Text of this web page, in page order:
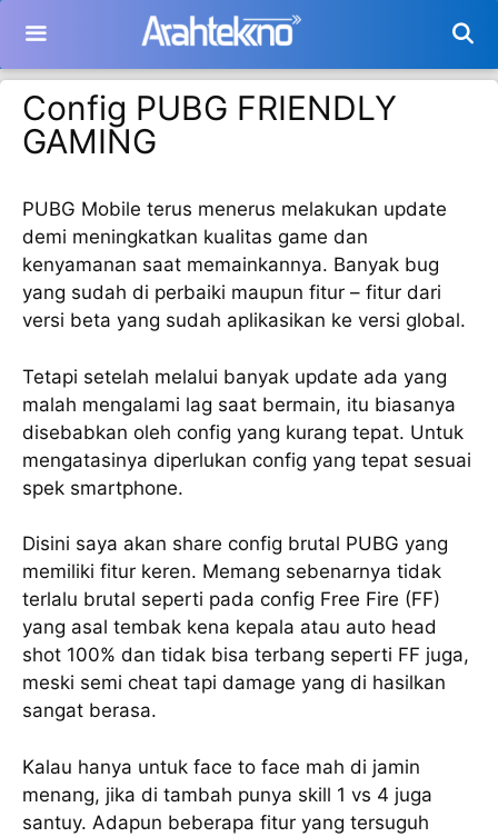
isi
Config PUBG FRIENDLY
GAMING
PUBG Mobile terus menerus melakukan update
demi meningkatkan kualitas game dan
kenyamanan saat memainkannya. Banyak bug
yang sudah di perbaiki maupun fitur – fitur dari
versi beta yang sudah aplikasikan ke versi global.
Tetapi setelah melalui banyak update ada yang
malah mengalami lag saat bermain, itu biasanya
disebabkan oleh config yang kurang tepat. Untuk
mengatasinya diperlukan config yang tepat sesuai
spek smartphone.
Disini saya akan share config brutal PUBG yang
memiliki fitur keren. Memang sebenarnya tidak
terlalu brutal seperti pada config Free Fire (FF)
yang asal tembak kena kepala atau auto head
shot 100% dan tidak bisa terbang seperti FF juga,
meski semi cheat tapi damage yang di hasilkan
sangat berasa.
Kalau hanya untuk face to face mah di jamin
menang, jika di tambah punya skill 1 vs 4 juga
santuy. Adapun beberapa fitur yang tersuguh